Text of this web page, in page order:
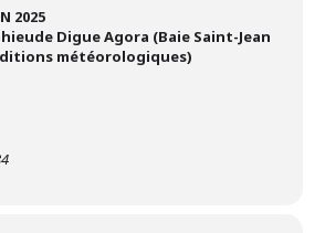
2025
Digue Agora (Baie Saint-Jean
météorologiques)